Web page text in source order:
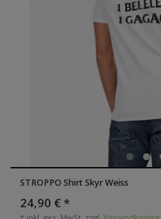
STROPPO Shirt Skyr Weiss
24,90 € *